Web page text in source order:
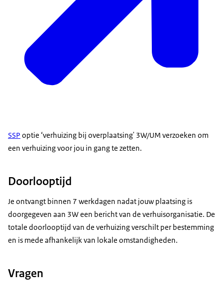
SSP optie ‘verhuizing bij overplaatsing' 3W/UM verzoeken om
een verhuizing voor jou in gang te zetten.
Doorlooptijd
Je ontvangt binnen 7 werkdagen nadat jouw plaatsing is
doorgegeven aan 3W een bericht van de verhuisorganisatie. De
totale doorlooptijd van de verhuizing verschilt per bestemming
en is mede afhankelijk van lokale omstandigheden.
Vragen